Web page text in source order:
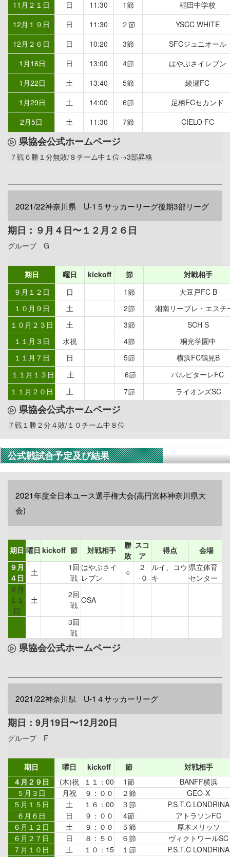
11月２１日 日 11:30 1節
稲田中学校
12月１９日
日 11:30 ２節
YSCC WHITE
12月２６日
日 10:20 3節
SFCジュニオール
1月16日
日 13:00 4節
はやぶさイレブン
1月22日
土 13:40 5節
綾瀬FC
1月29日
土 14:00 6節
足柄FCセカンド
2月5日
土 11:30 7節 CIELO FC
県協会公式ホームページ
７戦６勝１分無敗/８チーム中１位→3部昇格
2021/22神奈川県 U-1５サッカーリーグ後期3部リーグ
期日：９月４日〜１２月２６日
グループ G
期日 曜日 kickoff 節
対戦相手
９月１２日
日 1節
大豆戸FC B
１０月９日
土 2節
湘南リーブレ・エスチ
１０月２３日
土 3節
SCH S
１１月３日
水祝 4節
桐光学園中
１１月７日
日 5節
横浜FC鶴見B
１１月１３日
土 6節
パルピターレFC
１１月２０日
土 7節 ライオンズSC
県協会公式ホームページ
７戦１勝２分４敗/１０チーム中８位
公式戦試合予定及び結果
2021年度全日本ユース選手権大会(高円宮杯神奈川県大
会)
期日 曜日 kickoff 節 対戦相手
勝
敗
スコ
ア
得点
会場
９月
４日
土
1回
戦
はやぶさイ
レブン
○
２
−０
ルイ、コウ
キ
県立体育
センター
９月
１１
日
土
2回
戦 OSA
3回
戦
県協会公式ホームページ
2021/22神奈川県 U-1４サッカーリーグ
期日：9月19日〜12月20日
グループ F
期日 曜日 kickoff 節
対戦相手
４月２９日
(木)祝 １１：00 1節
BANFF横浜
５月３日
月祝 ９：００ ２節
GEO-X
５月１５日
土 １６：00 ３節
P.S.T.C LONDRINA
６月６日
日 ９：００ 4節
アトラソンFC
６月１２日
土 ９：００ ５節
厚木メリッソ
６月２７日
日 ８：５０ ６節
ヴィクトワールSC
７月１０日
土 １０：15 １節
P.S.T.C LONDRINA